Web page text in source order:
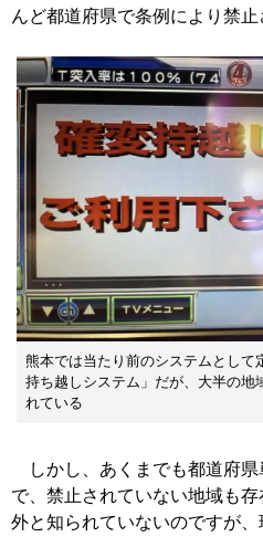
んど都道府県で条例により禁止
熊本では当たり前のシステムとして
持ち越しシステム」だが、大半の地
れている
しかし、あくまでも都道府県
で、禁止されていない地域も
外と知られていないのですが